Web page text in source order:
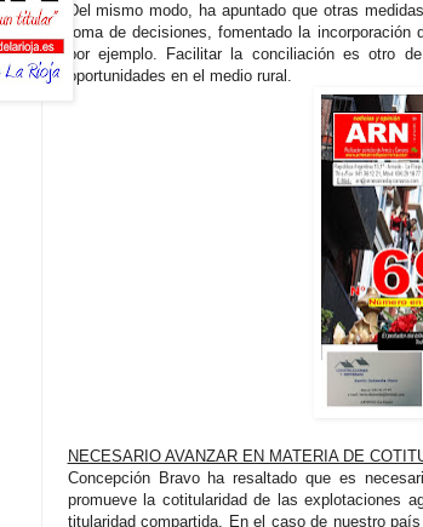
Del mismo modo, ha apuntado que otras
toma de decisiones, fomentado la
por ejemplo. Facilitar la conciliación es otro
oportunidades en el medio rural.
NECESARIO AVANZAR EN MATERIA DE
Concepción Bravo ha resaltado que es
promueve la cotitularidad de las explotaciones
titularidad compartida. En el caso de nuestro